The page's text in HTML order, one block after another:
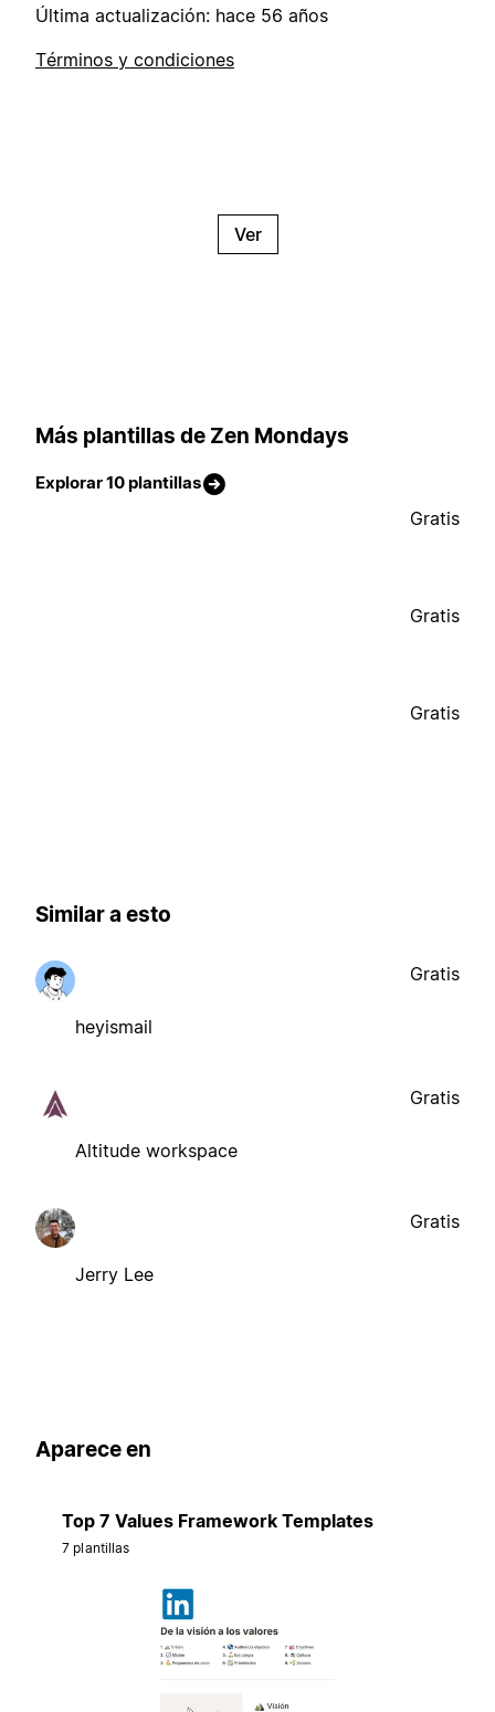
Última actualización: hace 56 años
Términos y condiciones
Ver
Más plantillas de Zen Mondays
Explorar 10 plantillas
Gratis
Gratis
Gratis
Similar a esto
heyismail
Gratis
Altitude workspace
Gratis
Jerry Lee
Gratis
Aparece en
Top 7 Values Framework Templates
7 plantillas